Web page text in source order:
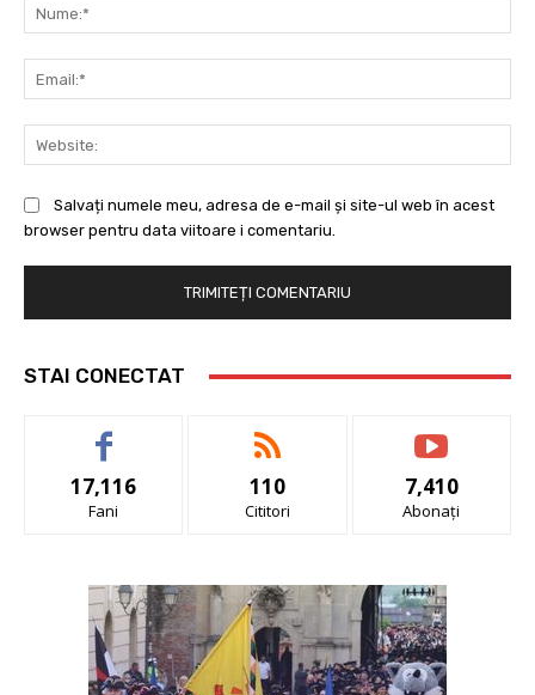
Salvați numele meu, adresa de e-mail și site-ul web în acest
browser pentru data viitoare i comentariu.
STAI CONECTAT
17,116
Fani
110
Cititori
7,410
Abonați